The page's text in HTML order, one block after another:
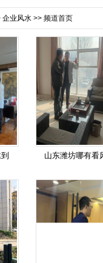
企业风水 >> 频道首页
山东潍坊哪有看